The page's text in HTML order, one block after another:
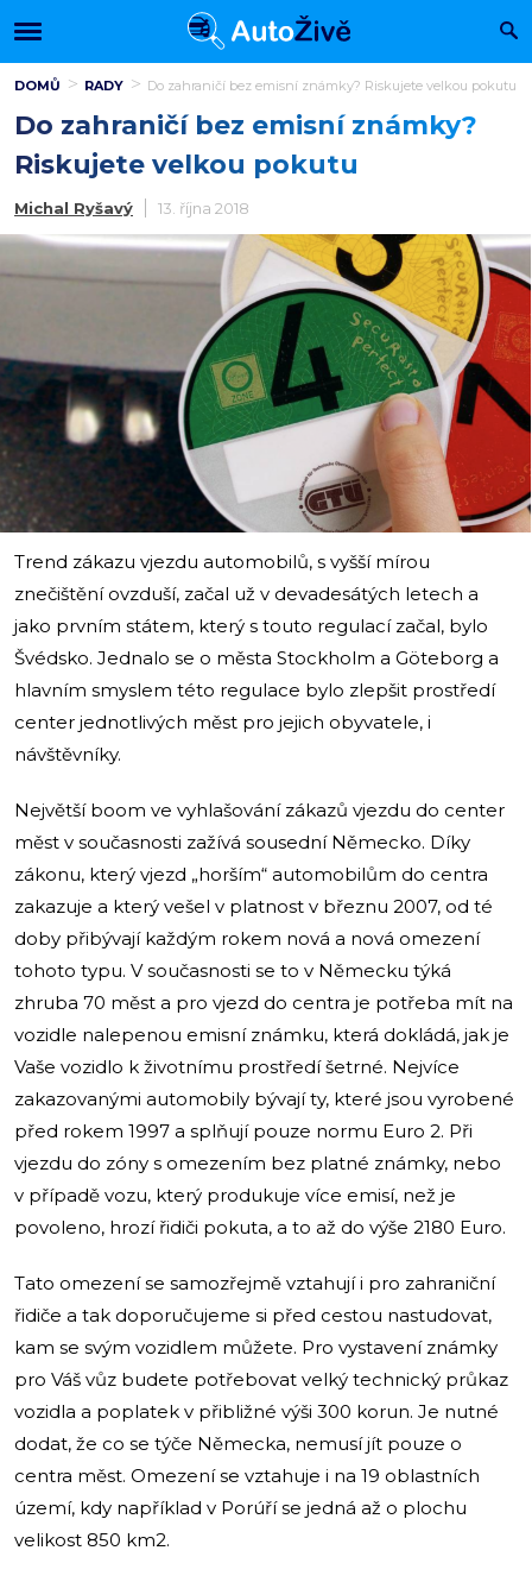
DOMŮ RADY Do zahraničí bez emisní známky? Riskujete velkou pokutu
Do zahraničí bez emisní známky?
Riskujete velkou pokutu
Michal Ryšavý 13. října 2018
Trend zákazu vjezdu automobilů, s vyšší mírou
znečištění ovzduší, začal už v devadesátých letech a
jako prvním státem, který s touto regulací začal, bylo
Švédsko. Jednalo se o města Stockholm a Göteborg a
hlavním smyslem této regulace bylo zlepšit prostředí
center jednotlivých měst pro jejich obyvatele, i
návštěvníky.
Největší boom ve vyhlašování zákazů vjezdu do center
měst v současnosti zažívá sousední Německo. Díky
zákonu, který vjezd „horším“ automobilům do centra
zakazuje a který vešel v platnost v březnu 2007, od té
doby přibývají každým rokem nová a nová omezení
tohoto typu. V současnosti se to v Německu týká
zhruba 70 měst a pro vjezd do centra je potřeba mít na
vozidle nalepenou emisní známku, která dokládá, jak je
Vaše vozidlo k životnímu prostředí šetrné. Nejvíce
zakazovanými automobily bývají ty, které jsou vyrobené
před rokem 1997 a splňují pouze normu Euro 2. Při
vjezdu do zóny s omezením bez platné známky, nebo
v případě vozu, který produkuje více emisí, než je
povoleno, hrozí řidiči pokuta, a to až do výše 2180 Euro.
Tato omezení se samozřejmě vztahují i pro zahraniční
řidiče a tak doporučujeme si před cestou nastudovat,
kam se svým vozidlem můžete. Pro vystavení známky
pro Váš vůz budete potřebovat velký technický průkaz
vozidla a poplatek v přibližné výši 300 korun. Je nutné
dodat, že co se týče Německa, nemusí jít pouze o
centra měst. Omezení se vztahuje i na 19 oblastních
území, kdy například v Porúří se jedná až o plochu
velikost 850 km2.